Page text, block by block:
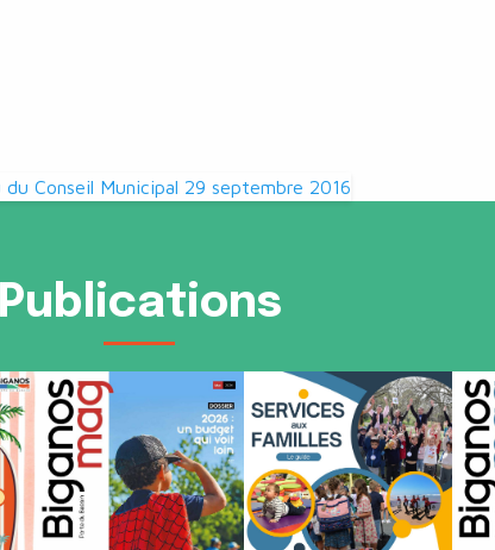
Conseil Municipal 29 septembre 2016
Publications